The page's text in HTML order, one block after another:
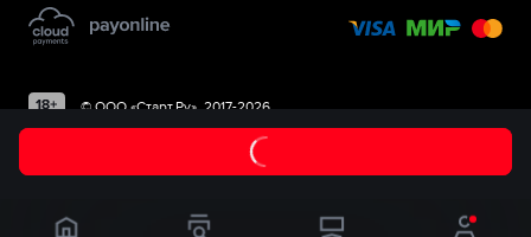
©ООО «Старт.Ру», 2017-2026